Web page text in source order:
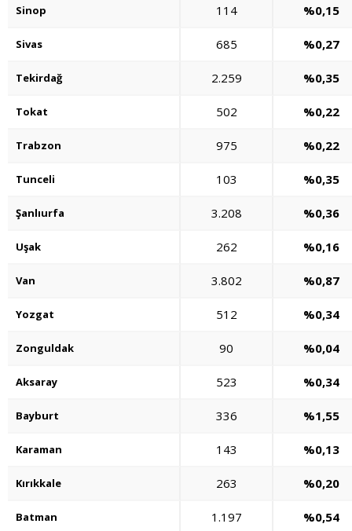
Sinop 114 %0,15
Sivas 685 %0,27
Tekirdağ 2.259 %0,35
Tokat 502 %0,22
Trabzon 975 %0,22
Tunceli 103 %0,35
Şanlıurfa 3.208 %0,36
Uşak 262 %0,16
Van 3.802 %0,87
Yozgat 512 %0,34
Zonguldak 90 %0,04
Aksaray 523 %0,34
Bayburt 336 %1,55
Karaman 143 %0,13
Kırıkkale 263 %0,20
Batman 1.197 %0,54